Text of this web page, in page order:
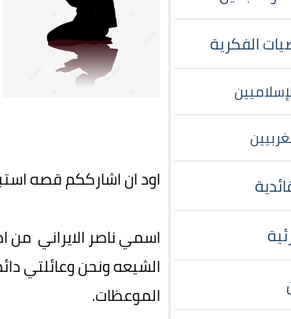
الفكرية
اود ان اشارككم قصه
اسمي ناصر الايراني
الشيعه ونحن وعائلتي
الموعظات.